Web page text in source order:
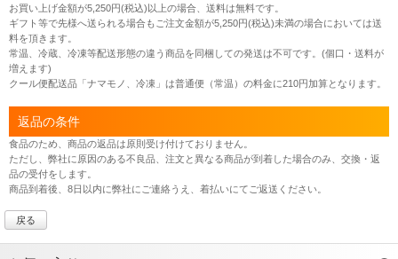
お買い上げ金額が5,250円(税込)以上の場合、送料は無料です。
ギフト等で先様へ送られる場合もご注文金額が5,250円(税込)未満の場合においては送
料を頂きます。
常温、冷蔵、冷凍等配送形態の違う商品を同梱しての発送は不可です。(個口・送料が
増えます)
クール便配送品「ナマモノ、冷凍」は普通便（常温）の料金に210円加算となります。
返品の条件
食品のため、商品の返品は原則受け付けておりません。
ただし、弊社に原因のある不良品、注文と異なる商品が到着した場合のみ、交換・返
品の受付をします。
商品到着後、8日以内に弊社にご連絡うえ、着払いにてご返送ください。
戻る